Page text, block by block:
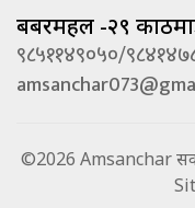
बबरमहल -२९
९८५११४९०५०/
©2026 Amsanchar